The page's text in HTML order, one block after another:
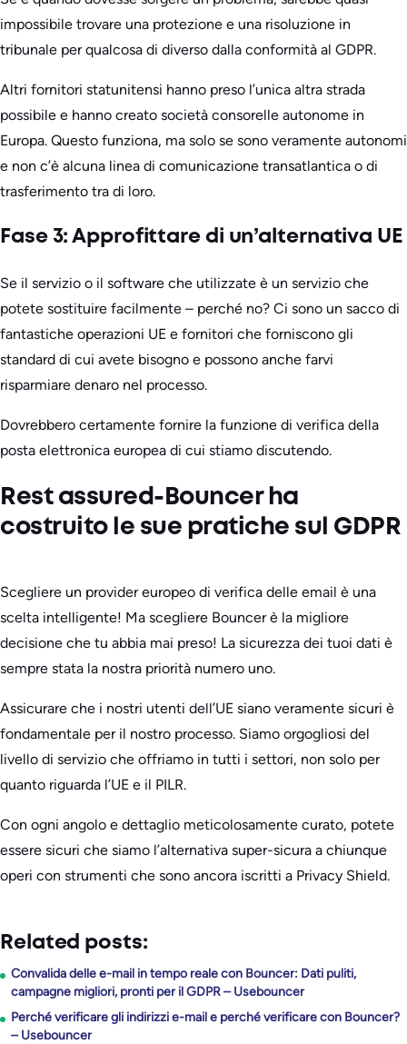
impossibile trovare una protezione e una risoluzione in
tribunale per qualcosa di diverso dalla conformità al GDPR.
Altri fornitori statunitensi hanno preso l’unica altra strada
possibile e hanno creato società consorelle autonome in
Europa. Questo funziona, ma solo se sono veramente autonomi
e non c’è alcuna linea di comunicazione transatlantica o di
trasferimento tra di loro.
Fase 3: Approfittare di un’alternativa UE
Se il servizio o il software che utilizzate è un servizio che
potete sostituire facilmente – perché no? Ci sono un sacco di
fantastiche operazioni UE e fornitori che forniscono gli
standard di cui avete bisogno e possono anche farvi
risparmiare denaro nel processo.
Dovrebbero certamente fornire la funzione di verifica della
posta elettronica europea di cui stiamo discutendo.
Rest assured-Bouncer ha
costruito le sue pratiche sul GDPR
Scegliere un provider europeo di verifica delle email è una
scelta intelligente! Ma scegliere Bouncer è la migliore
decisione che tu abbia mai preso! La sicurezza dei tuoi dati è
sempre stata la nostra priorità numero uno.
Assicurare che i nostri utenti dell’UE siano veramente sicuri è
fondamentale per il nostro processo. Siamo orgogliosi del
livello di servizio che offriamo in tutti i settori, non solo per
quanto riguarda l’UE e il PILR.
Con ogni angolo e dettaglio meticolosamente curato, potete
essere sicuri che siamo l’alternativa super-sicura a chiunque
operi con strumenti che sono ancora iscritti a Privacy Shield.
Related posts:
Convalida delle e-mail in tempo reale con Bouncer: Dati puliti,
campagne migliori, pronti per il GDPR – Usebouncer
Perché verificare gli indirizzi e-mail e perché verificare con Bouncer?
– Usebouncer